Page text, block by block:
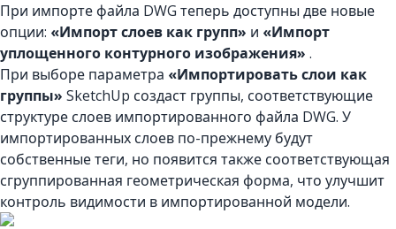
При импорте файла DWG теперь доступны две новые
опции: «Импорт слоев как групп» и «Импорт
уплощенного контурного изображения» .
При выборе параметра «Импортировать слои как
группы» SketchUp создаст группы, соответствующие
структуре слоев импортированного файла DWG. У
импортированных слоев по-прежнему будут
собственные теги, но появится также соответствующая
сгруппированная геометрическая форма, что улучшит
контроль видимости в импортированной модели.